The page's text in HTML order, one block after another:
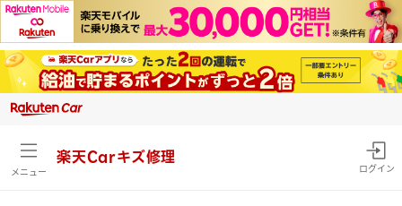
メニュー
楽天Carキズ修理
ログイン